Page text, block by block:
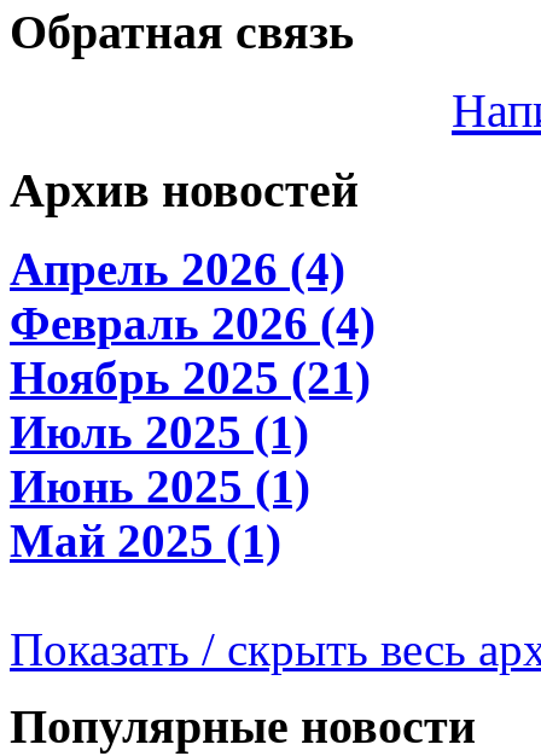
Обратная связь
Архив новостей
Апрель 2026 (4)
Февраль 2026 (4)
Ноябрь 2025 (21)
Июль 2025 (1)
Июнь 2025 (1)
Май 2025 (1)
Показать / скрыть весь
Популярные новости